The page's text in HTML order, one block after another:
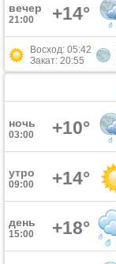
вечер
21:00 +14°
Восход: 05:42
Закат: 20:55
ночь
03:00 +10°
утро
09:00 +14°
день
15:00 +18°